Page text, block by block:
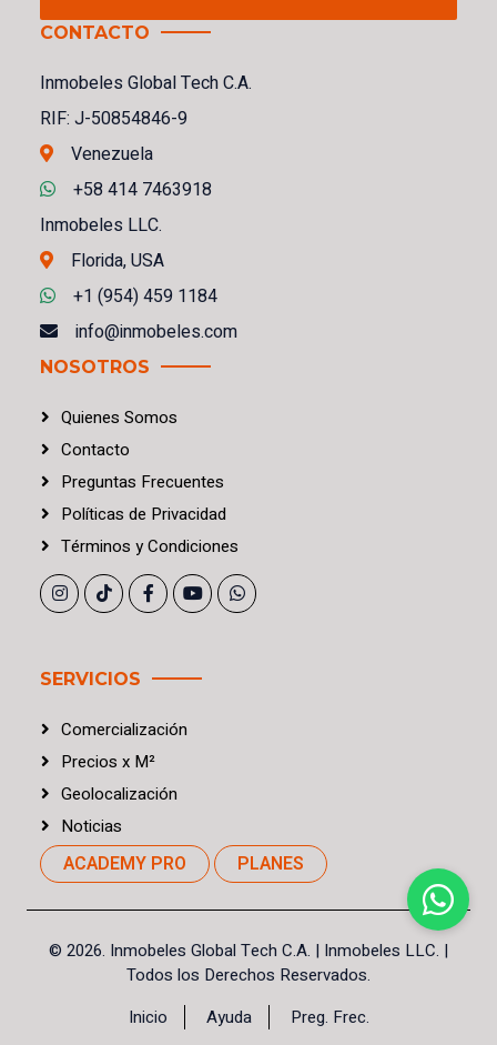
CONTACTO
Inmobeles Global Tech C.A.
RIF: J-50854846-9
Venezuela
+58 414 7463918
Inmobeles LLC.
Florida, USA
+1 (954) 459 1184
info@inmobeles.com
NOSOTROS
Quienes Somos
Contacto
Preguntas Frecuentes
Políticas de Privacidad
Términos yCondiciones
SERVICIOS
Comercialización
Precios x M²
Geolocalización
Noticias
ACADEMY PRO PLANES
© 2026. Inmobeles Global Tech C.A. | Inmobeles LLC. |
Todos los Derechos Reservados.
Inicio
Ayuda Preg. Frec.